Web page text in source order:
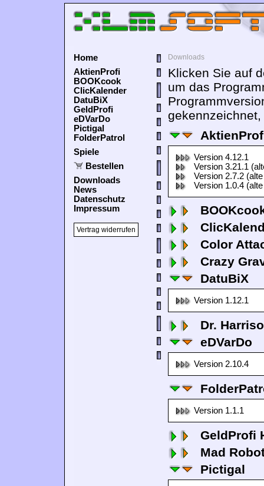
Home
AktienProfi
BOOKcook
ClicKalender
DatuBiX
GeldProfi
eDVarDo
Pictigal
FolderPatrol
Spiele
Bestellen
Downloads
News
Datenschutz
Impressum
Vertrag widerrufen
Downloads
Klicken Sie auf
um das
Version 4.12.1
Version 3.21.1
Version 2.7.2
Version 1.0.4
Color
Crazy
DatuBiX
Version 1.12.1
Dr.
eDVarDo
Version 2.10.4
Version 1.1.1
GeldProfi
Mad
Pictigal